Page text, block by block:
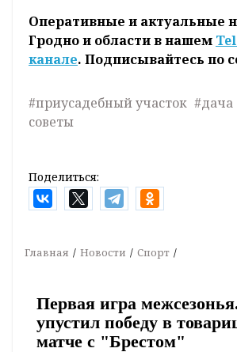
Оперативные и актуальные
Гродно и области в нашем
канале. Подписывайтесь по
#приусадебный участок #дача
советы
Поделиться:
Главная Новости Спорт
Первая игра
упустил победу в
матче с "Брестом"